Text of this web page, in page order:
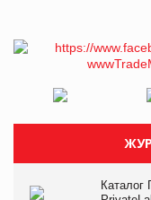
Каталог